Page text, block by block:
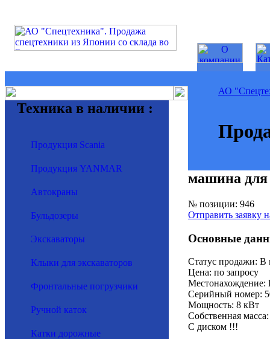
Техника в наличии :
Продукция Scania
Продукция YANMAR
Автокраны
Бульдозеры
Экскаваторы
Клыки для экскаваторов
Фронтальные погрузчики
Ручной каток
Катки дорожные
АО
машина для
№ позиции: 946
Отправить заявку
Основные
Статус продажи: В
Цена: по запросу
Местонахождение:
Серийный номер:
Мощность: 8 кВт
Собственная
С диском !!!